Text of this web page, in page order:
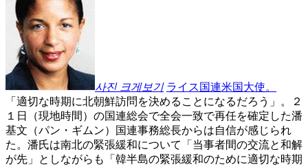
사진 크게보기 ライス国連米国大使。
「適切な時期に北朝鮮訪問を決めることになるだろう」。２
１日（現地時間）の国連総会で全会一致で再任を確定した潘
基文（パン・ギムン）国連事務総長からは自信が感じられ
た。潘氏は南北の緊張緩和について「当事者間の交流と和解
が先」としながらも「韓半島の緊張緩和のために適切な時期